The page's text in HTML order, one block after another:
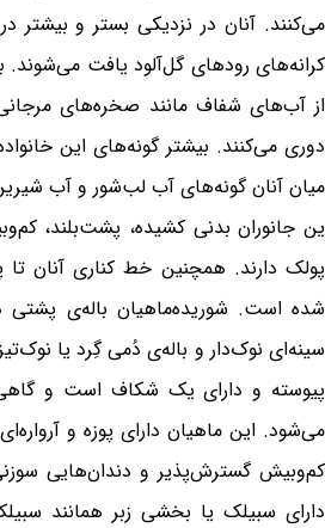
می‌کنند. آنان در نزدیکی بستر و بیشتر
کرانه‌های رودهای گل‌آلود یافت می‌شوند.
از آب‌های شفاف مانند صخره‌های
دوری می‌کنند. بیشتر گونه‌های این
میان آنان گونه‌های آب لب‌شور و آب
ین جانوران بدنی کشیده، پشت‌بلند،
پولک دارند. همچنین خط کناری آنان تا
شده است. شوریده‌ماهیان باله‌ی پشتی
سینه‌ای نوک‌دار و باله‌ی دُمی گِرد یا
پیوسته و دارای یک شکاف است و
می‌شود. این ماهیان دارای پوزه و
کم‌وبیش گسترش‌پذیر و دندان‌هایی
دارای سبیلک یا بخشی زبر همانند